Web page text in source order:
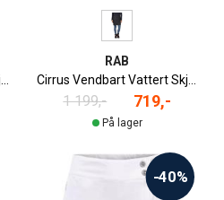
Cirrus Vendbart Vattert Skjørt
RAB
Cirrus Vendbart Vattert Skjørt
1 199,- 719,-
På lager
-40%